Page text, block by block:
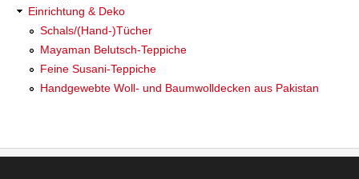
Einrichtung & Deko
Schals/(Hand-)Tücher
Mayaman Belutsch-Teppiche
Feine Susani-Teppiche
Handgewebte Woll- und Baumwolldecken aus Pakistan